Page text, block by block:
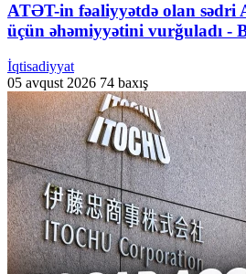
ATƏT-in fəaliyyətdə olan sədri
üçün əhəmiyyətini vurğuladı -
İqtisadiyyat
05 avqust 2026 74 baxış